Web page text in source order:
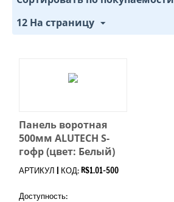
12 На страницу
Панель воротная
500мм ALUTECH S-
гофр (цвет: Белый)
АРТИКУЛ | КОД: RS1.01-500
Доступность: